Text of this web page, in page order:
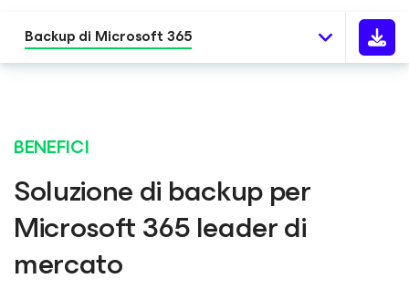
Backup di Microsoft 365
BENEFICI
Soluzione di backup per
Microsoft 365 leader di
mercato